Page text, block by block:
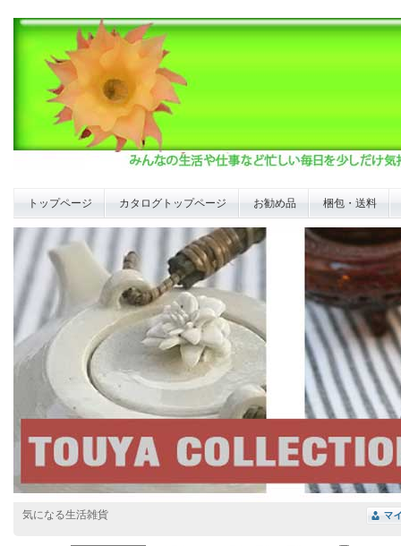
トップページ カタログトップページ お勧め品 梱包・送料
気になる生活雑貨